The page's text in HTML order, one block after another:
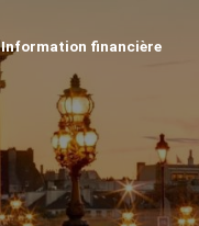
Information financière